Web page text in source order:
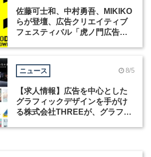
佐藤可士和、中村勇吾、MIKIKO
らが登壇、広告クリエイティブ
フェスティバル「虎ノ門広告
ニュース 8/5
【求人情報】広告を中心とした
グラフィックデザインを手がけ
る株式会社THREEが、グラフィ